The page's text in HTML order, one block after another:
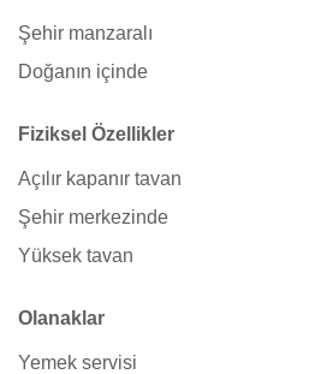
Şehir manzaralı
Doğanın içinde
Fiziksel Özellikler
Açılır kapanır tavan
Şehir merkezinde
Yüksek tavan
Olanaklar
Yemek servisi